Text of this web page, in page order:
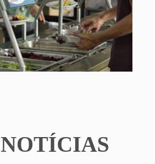
NOTÍCIAS